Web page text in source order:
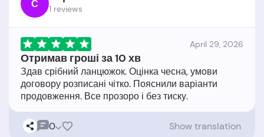
С 1 reviews
April 29, 2026
Отримав гроші за 10 хв
Здав срібний ланцюжок. Оцінка чесна, умови
договору розписані чітко. Пояснили варіанти
0 Show translation